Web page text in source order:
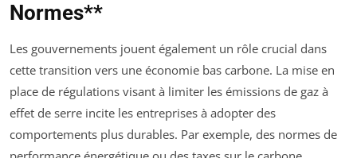
Normes**
Les gouvernements jouent également un rôle crucial dans
cette transition vers une économie bas carbone. La mise en
place de régulations visant à limiter les émissions de gaz à
effet de serre incite les entreprises à adopter des
comportements plus durables. Par exemple, des normes de